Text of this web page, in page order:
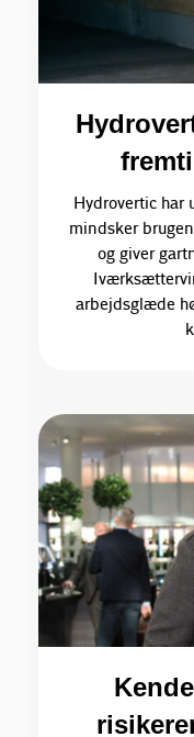
Hydrovertic har
mindsker
og giver
arbejdsglæde